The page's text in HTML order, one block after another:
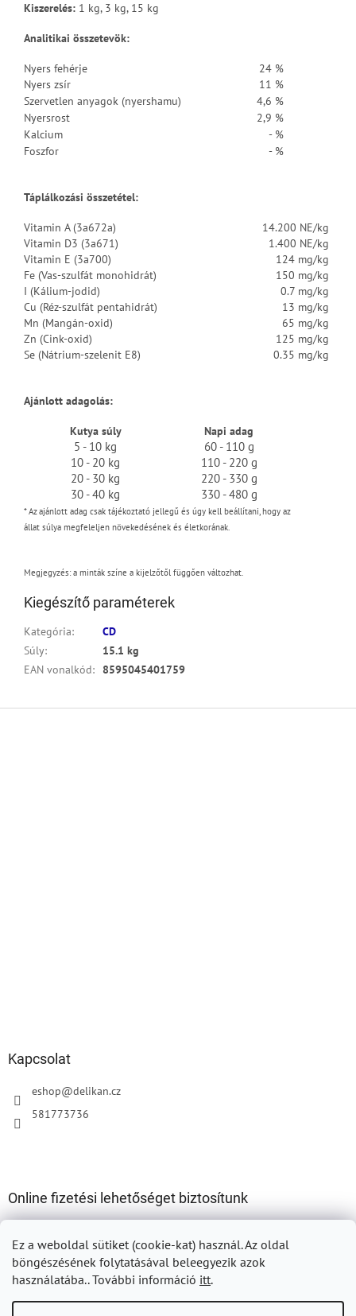
Ez a weboldal sütiket (cookie-kat) használ.Az oldal
böngészésének folytatásával beleegyezik azok
használatába.. További információ itt.
Kiszerelés: 1 kg, 3 kg, 15 kg
Analitikai összetevök:
Nyers fehérje
24 %
Nyers zsír
11 %
Szervetlen anyagok (nyershamu)
4,6 %
Nyersrost
2,9 %
Kalcium
- %
Foszfor
- %
Táplálkozási összetétel:
Vitamin A (3a672a)
14.200 NE/kg
Vitamin D3 (3a671)
1.400 NE/kg
Vitamin E (3a700)
124 mg/kg
Fe (Vas-szulfát monohidrát)
150 mg/kg
I (Kálium-jodid)
0.7 mg/kg
Cu (Réz-szulfát pentahidrát)
13 mg/kg
Mn (Mangán-oxid)
65 mg/kg
Zn (Cink-oxid)
125 mg/kg
Se (Nátrium-szelenit E8)
0.35 mg/kg
Ajánlott adagolás:
Kutya súly Napi adag
5 - 10 kg
60 - 110 g
10 - 20 kg
110 - 220 g
20 - 30 kg
220 - 330 g
30 - 40 kg
330 - 480 g
*Az ajánlott adag csak tájékoztató jellegű és úgy kell beállítani, hogy az
állat súlya megfeleljen növekedésének és életkorának.
Megjegyzés: a minták színe a kijelzőtől függően változhat.
Kiegészítő paraméterek
Kategória:
CD
Súly:
15.1 kg
EAN vonalkód: 8595045401759
Kapcsolat
eshop@delikan.cz
581773736
Online fizetési lehetőséget biztosítunk